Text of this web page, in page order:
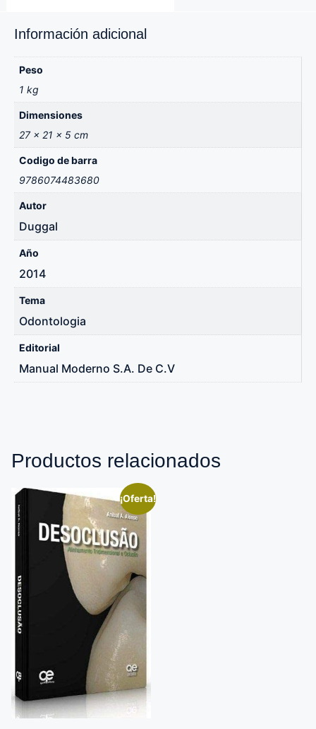
Información adicional
Peso
1 kg
Dimensiones
27 × 21 × 5 cm
Codigo de barra
9786074483680
Autor
Duggal
Año
2014
Tema
Odontologia
Editorial
Manual Moderno S.A. De C.V
Productos relacionados
¡Oferta!